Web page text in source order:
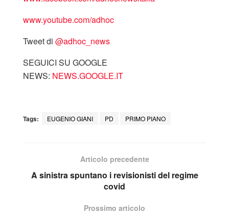
www.youtube.com/adhoc
Tweet di ‎@adhoc_news
SEGUICI SU GOOGLE
NEWS: NEWS.GOOGLE.IT
Tags: EUGENIO GIANI PD PRIMO PIANO
Articolo precedente
A sinistra spuntano i revisionisti del regime
covid
Prossimo articolo